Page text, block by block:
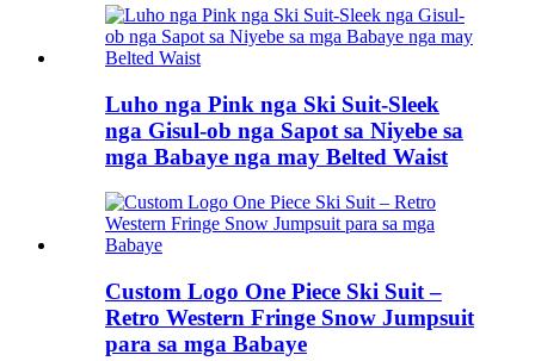
Luho nga Pink nga Ski Suit-Sleek
nga Gisul-ob nga Sapot sa Niyebe sa
mga Babaye nga may Belted Waist
Custom Logo One Piece Ski Suit –
Retro Western Fringe Snow Jumpsuit
para sa mga Babaye